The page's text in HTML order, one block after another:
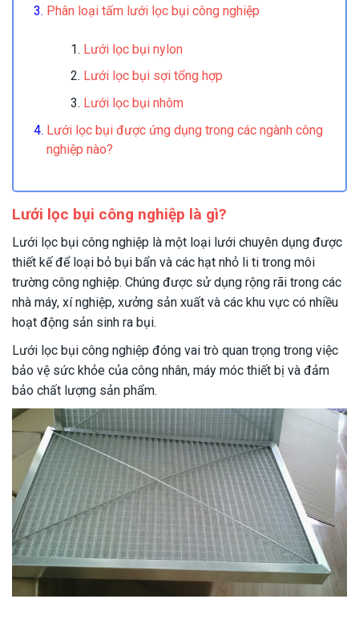
Phân loại tấm lưới lọc bụi công nghiệp
Lưới lọc bụi nylon
Lưới lọc bụi sợi tổng hợp
Lưới lọc bụi nhôm
Lưới lọc bụi được ứng dụng trong các ngành công
nghiệp nào?
Lưới lọc bụi công nghiệp là gì?
Lưới lọc bụi công nghiệp là một loại lưới chuyên dụng được
thiết kế để loại bỏ bụi bẩn và các hạt nhỏ li ti trong môi
trường công nghiệp. Chúng được sử dụng rộng rãi trong các
nhà máy, xí nghiệp, xưởng sản xuất và các khu vực có nhiều
hoạt động sản sinh ra bụi.
Lưới lọc bụi công nghiệp đóng vai trò quan trọng trong việc
bảo vệ sức khỏe của công nhân, máy móc thiết bị và đảm
bảo chất lượng sản phẩm.